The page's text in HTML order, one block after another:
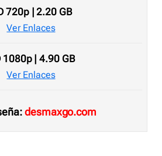
720p | 2.20 GB
Ver Enlaces
1080p | 4.90 GB
Ver Enlaces
desmaxgo.com